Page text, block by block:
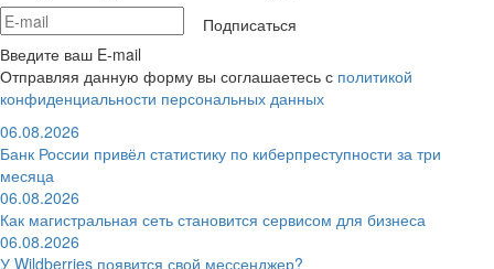
Подписаться
Введите ваш E-mail
Отправляя данную форму вы соглашаетесь с политикой
конфиденциальности персональных данных
06.08.2026
Банк России привёл статистику по киберпреступности за три
месяца
06.08.2026
Как магистральная сеть становится сервисом для бизнеса
06.08.2026
У Wildberries появится свой мессенджер?